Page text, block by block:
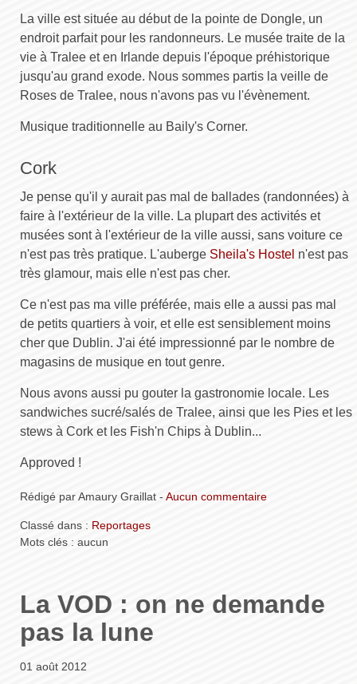
La ville est située au début de la pointe de Dongle, un
endroit parfait pour les randonneurs. Le musée traite de la
vie à Tralee et en Irlande depuis l'époque préhistorique
jusqu'au grand exode. Nous sommes partis la veille de
Roses de Tralee, nous n'avons pas vu l'évènement.
Musique traditionnelle au Baily's Corner.
Cork
Je pense qu'il y aurait pas mal de ballades (randonnées) à
faire à l'extérieur de la ville. La plupart des activités et
musées sont à l'extérieur de la ville aussi, sans voiture ce
n'est pas très pratique. L'auberge Sheila's Hostel n'est pas
très glamour, mais elle n'est pas cher.
Ce n'est pas ma ville préférée, mais elle a aussi pas mal
de petits quartiers à voir, et elle est sensiblement moins
cher que Dublin. J'ai été impressionné par le nombre de
magasins de musique en tout genre.
Nous avons aussi pu gouter la gastronomie locale. Les
sandwiches sucré/salés de Tralee, ainsi que les Pies et les
stews à Cork et les Fish'n Chips à Dublin...
Approved !
Rédigé par Amaury Graillat - Aucun commentaire
Classé dans : Reportages
Mots clés : aucun
La VOD : on ne demande
pas la lune
01 août 2012